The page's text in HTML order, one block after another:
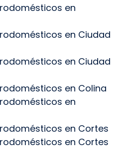
en
en Ciudad
en Ciudad
en Colina
en
en Cortes
en Cortes